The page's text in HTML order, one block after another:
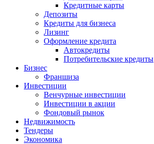
Кредитные карты
Депозиты
Кредиты для бизнеса
Лизинг
Оформление кредита
Автокредиты
Потребительские кредиты
Бизнес
Франшиза
Инвестиции
Венчурные инвестиции
Инвестиции в акции
Фондовый рынок
Недвижимость
Тендеры
Экономика